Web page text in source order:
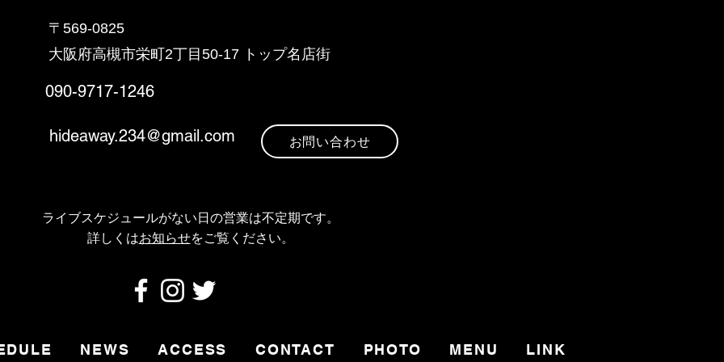
〒569-0825
大阪府高槻市栄町2丁目50-17 トップ名店街
090-9717-1246
hideaway.234@gmail.com お問い合わせ
ライブスケジュールがない日の営業は不定期です。
​詳しくはお知らせをご覧ください。
NEWS ACCESS CONTACT PHOTO MENU LINK